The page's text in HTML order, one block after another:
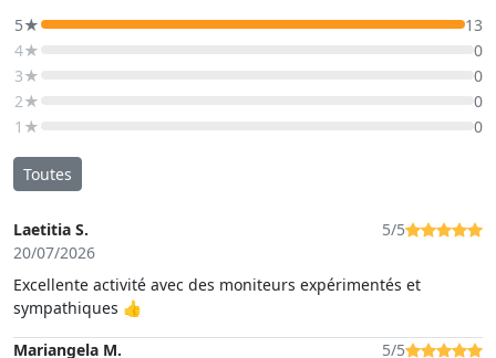
5★
13
4★
0
3★
0
2★
0
1★
0
Toutes
Laetitia S.
20/07/2026
5/5
Excellente activité avec des moniteurs expérimentés et
sympathiques 👍
Mariangela M.
5/5